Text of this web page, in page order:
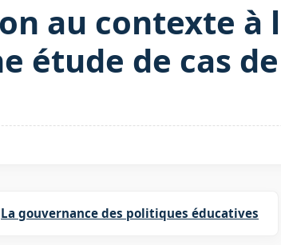
au contexte
étude de cas
La gouvernance des politiques éducatives